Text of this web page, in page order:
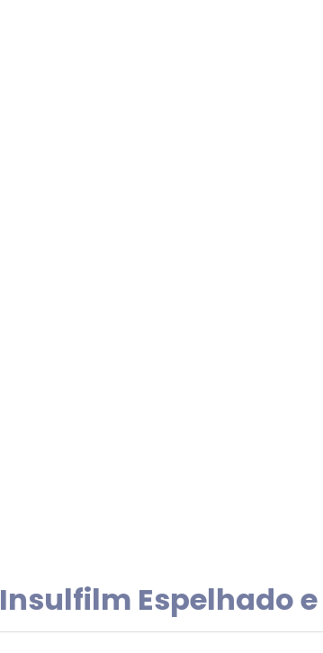
Insulfilm Espelhado